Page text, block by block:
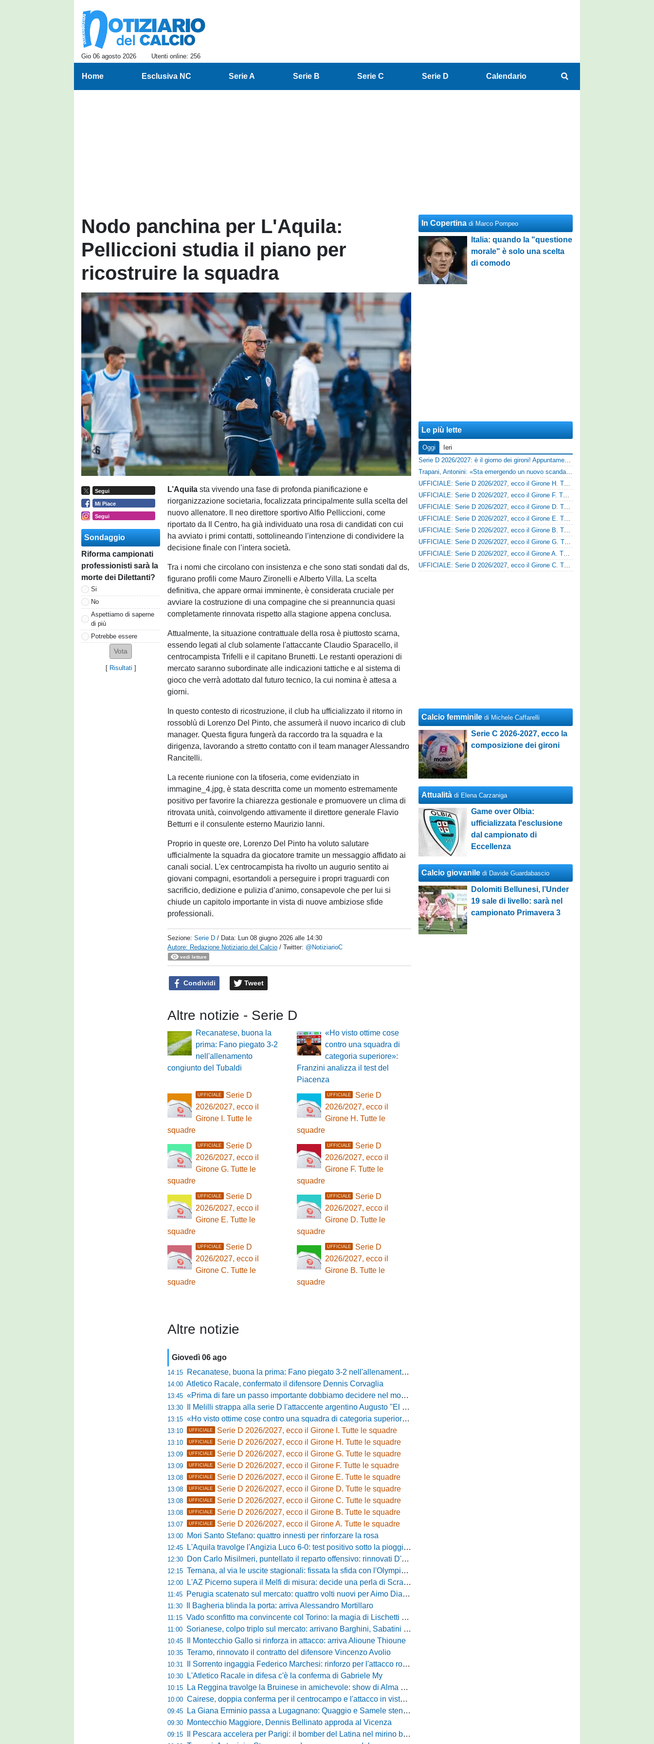
Gio 06 agosto 2026 Utenti online: 256
Home Esclusiva NC Serie A Serie B Serie C Serie D Calendario
Nodo panchina per L'Aquila:
Pelliccioni studia il piano per
ricostruire la squadra
Segui
Mi Piace
Segui
Sondaggio
Riforma campionati
professionisti sarà la
morte dei Dilettanti?
Si
No
Aspettiamo di saperne
di più
Potrebbe essere
[ Risultati ]
L’Aquilasta vivendo una fase di profonda pianificazione e
riorganizzazione societaria, focalizzata principalmente sulla scelta del
nuovo allenatore. Il neo direttore sportivo Alfio Pelliccioni, come
riportato da Il Centro, ha già individuato una rosa di candidati con cui
ha avviato i primi contatti, sottolineando l’intenzione di condividere la
decisione finale con l’intera società.
Tra i nomi che circolano con insistenza e che sono stati sondati dal ds,
figurano profili come Mauro Zironelli e Alberto Villa. La scelta
definitiva, che appare ormai imminente, è considerata cruciale per
avviare la costruzione di una compagine che si preannuncia quasi
completamente rinnovata rispetto alla stagione appena conclusa.
Attualmente, la situazione contrattuale della rosa è piuttosto scarna,
essendo legati al club solamente l'attaccante Claudio Sparacello, il
centrocampista Trifelli e il capitano Brunetti. Le restanti operazioni di
mercato saranno subordinate alle indicazioni tattiche e al sistema di
gioco che verrà adottato dal futuro tecnico, la cui nomina è attesa a
giorni.
In questo contesto di ricostruzione, il club ha ufficializzato il ritorno in
rossoblù di Lorenzo Del Pinto, che assumerà il nuovo incarico di club
manager. Questa figura fungerà da raccordo tra la squadra e la
dirigenza, lavorando a stretto contatto con il team manager Alessandro
Rancitelli.
La recente riunione con la tifoseria, come evidenziato in
immagine_4.jpg, è stata descritta come un momento estremamente
positivo per favorire la chiarezza gestionale e promuovere un clima di
ritrovata unità, coinvolgendo attivamente il direttore generale Flavio
Betturri e il consulente esterno Maurizio Ianni.
Proprio in queste ore, Lorenzo Del Pinto ha voluto salutare
ufficialmente la squadra da giocatore tramite un messaggio affidato ai
canali social. L'ex centrocampista ha rivolto un augurio sentito ai
giovani compagni, esortandoli a perseguire i propri traguardi con
sacrificio, dedizione e pulizia d’animo, consapevole che per lui si
chiude un capitolo importante in vista di nuove ambiziose sfide
professionali.
Sezione:Serie D / Data: Lun 08 giugno 2026 alle 14:30
Autore: Redazione Notiziario del Calcio / Twitter: @NotiziarioC
vedi letture
Condividi Tweet
Altre notizie - Serie D
Recanatese, buona la
prima: Fano piegato 3-2
nell'allenamento
congiunto del Tubaldi
«Ho visto ottime cose
contro una squadra di
categoria superiore»:
Franzini analizza il test del
Piacenza
UFFICIALE
Serie D
2026/2027, ecco il
Girone I. Tutte le
squadre
UFFICIALE
Serie D
2026/2027, ecco il
Girone H. Tutte le
squadre
UFFICIALE
Serie D
2026/2027, ecco il
Girone G. Tutte le
squadre
UFFICIALE
Serie D
2026/2027, ecco il
Girone F. Tutte le
squadre
UFFICIALE
Serie D
2026/2027, ecco il
Girone E. Tutte le
squadre
UFFICIALE
Serie D
2026/2027, ecco il
Girone D. Tutte le
squadre
UFFICIALE
Serie D
2026/2027, ecco il
Girone C. Tutte le
squadre
UFFICIALE
Serie D
2026/2027, ecco il
Girone B. Tutte le
squadre
Altre notizie
Giovedì 06 ago
14:15 Recanatese, buona la prima: Fano piegato 3-2 nell'allenamento congiunto del Tubaldi
14:00 Atletico Racale, confermato il difensore Dennis Corvaglia
13:45 «Prima di fare un passo importante dobbiamo decidere nel modo giusto»: Greco e il rebus mercato dopo la vittoria con l'Ossese
13:30 Il Melilli strappa alla serie D l'attaccente argentino Augusto "El Tato" Diaz
13:15 «Ho visto ottime cose contro una squadra di categoria superiore»: Franzini analizza il test del Piacenza
13:10 UFFICIALE Serie D 2026/2027, ecco il Girone I. Tutte le squadre
13:10 UFFICIALE Serie D 2026/2027, ecco il Girone H. Tutte le squadre
13:09 UFFICIALE Serie D 2026/2027, ecco il Girone G. Tutte le squadre
13:09 UFFICIALE Serie D 2026/2027, ecco il Girone F. Tutte le squadre
13:08 UFFICIALE Serie D 2026/2027, ecco il Girone E. Tutte le squadre
13:08 UFFICIALE Serie D 2026/2027, ecco il Girone D. Tutte le squadre
13:08 UFFICIALE Serie D 2026/2027, ecco il Girone C. Tutte le squadre
13:08 UFFICIALE Serie D 2026/2027, ecco il Girone B. Tutte le squadre
13:07 UFFICIALE Serie D 2026/2027, ecco il Girone A. Tutte le squadre
13:00 Mori Santo Stefano: quattro innesti per rinforzare la rosa
12:45 L'Aquila travolge l'Angizia Luco 6-0: test positivo sotto la pioggia, doppietta per Gasperoni
12:30 Don Carlo Misilmeri, puntellato il reparto offensivo: rinnovati D'Aquila e Di Caccamo
12:15 Ternana, al via le uscite stagionali: fissata la sfida con l'Olympia Thyrus tra lavoro di campo e incroci amarcord
12:00 L'AZ Picerno supera il Melfi di misura: decide una perla di Scravaglieri in avvio
11:45 Perugia scatenato sul mercato: quattro volti nuovi per Aimo Diana tra prestiti e acquisti a titolo definitivo
11:30 Il Bagheria blinda la porta: arriva Alessandro Mortillaro
11:15 Vado sconfitto ma convincente col Torino: la magia di Lischetti non basta, Abate passa 3-1
11:00 Sorianese, colpo triplo sul mercato: arrivano Barghini, Sabatini e Sgrò
10:45 Il Montecchio Gallo si rinforza in attacco: arriva Alioune Thioune
10:35 Teramo, rinnovato il contratto del difensore Vincenzo Avolio
10:31 Il Sorrento ingaggia Federico Marchesi: rinforzo per l'attacco rossonero
10:30 L'Atletico Racale in difesa c'è la conferma di Gabriele My
10:15 La Reggina travolge la Bruinese in amichevole: show di Alma con una cinquina
10:00 Cairese, doppia conferma per il centrocampo e l'attacco in vista della prossima Eccellenza
09:45 La Giana Erminio passa a Lugagnano: Quaggio e Samele stendono il Piacenza nel test estivo
09:30 Montecchio Maggiore, Dennis Bellinato approda al Vicenza
09:15 Il Pescara accelera per Parigi: il bomber del Latina nel mirino biancazzurro
In Copertina di Marco Pompeo
Italia: quando la "questione
morale" è solo una scelta
di comodo
Le più lette
Oggi
Ieri
Serie D 2026/2027: è il giorno dei gironi! Appuntamento fissato
Trapani, Antonini: «Sta emergendo un nuovo scandalo»
UFFICIALE: Serie D 2026/2027, ecco il Girone H. Tutte le squadre
UFFICIALE: Serie D 2026/2027, ecco il Girone F. Tutte le squadre
UFFICIALE: Serie D 2026/2027, ecco il Girone D. Tutte le squadre
UFFICIALE: Serie D 2026/2027, ecco il Girone E. Tutte le squadre
UFFICIALE: Serie D 2026/2027, ecco il Girone B. Tutte le squadre
UFFICIALE: Serie D 2026/2027, ecco il Girone G. Tutte le squadre
UFFICIALE: Serie D 2026/2027, ecco il Girone A. Tutte le squadre
UFFICIALE: Serie D 2026/2027, ecco il Girone C. Tutte le squadre
Calcio femminile di Michele Caffarelli
Serie C 2026-2027, ecco la
composizione dei gironi
Attualità di Elena Carzaniga
Game over Olbia:
ufficializzata l'esclusione
dal campionato di
Eccellenza
Calcio giovanile di Davide Guardabascio
Dolomiti Bellunesi, l’Under
19 sale di livello: sarà nel
campionato Primavera 3